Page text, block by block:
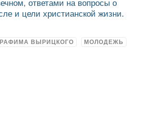
ответами на вопросы о
и цели христианской жизни.
ВЫРИЦКОГО МОЛОДЕЖЬ